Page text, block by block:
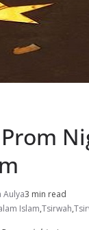
Aulya3 min read
Islam,Tsirwah,